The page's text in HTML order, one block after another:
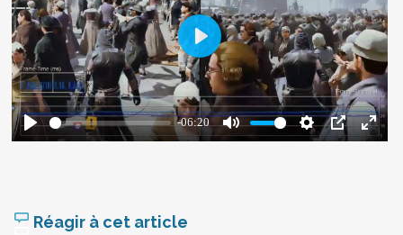
Réagir à cet article